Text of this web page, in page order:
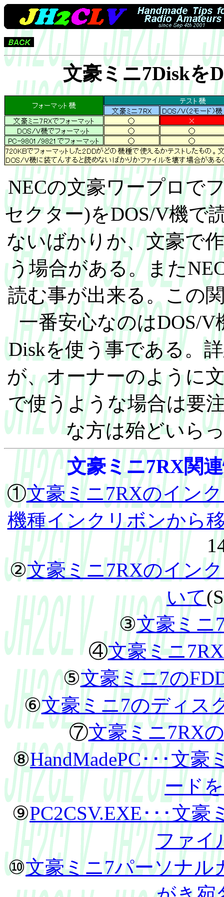
文豪ミニ7Diskを
NECの文豪ワープロで
セクター)をDOS/V機で
ないばかりか、文豪で
う場合がある。また
読む事が出来る。この
一番安心なのはDOS/
Diskを使う事である。
が、オーナーのように
で使うような場合は要
な方は殆どいら
文豪ミニ7RX関
①文豪ミニ7RXのイン
機種インクリボンから
②文豪ミニ7RXのイン
いて
③文豪ミニ
④文豪ミニ
⑤文豪ミニ7の
⑥文豪ミニ7のディス
⑦文豪ミニ7RX
⑧HandMadePC･･･文豪
ード
⑨PC2CSV.EXE･･･文
ファイ
⑩文豪ミニ7パーソナル